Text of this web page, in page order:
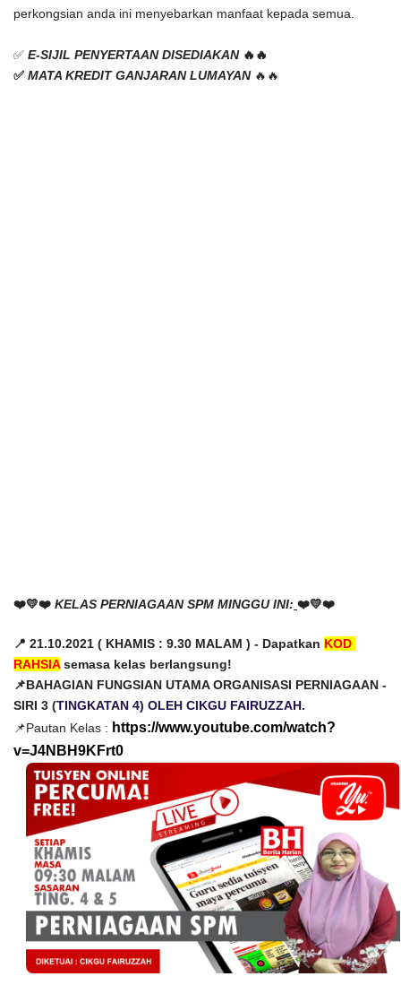
perkongsian anda ini menyebarkan manfaat kepada semua.
✅ E-SIJIL PENYERTAAN DISEDIAKAN 🔥🔥
✅ MATA KREDIT GANJARAN LUMAYAN 🔥🔥
❤️💛❤️ KELAS PERNIAGAAN SPM MINGGU INI: ❤️💛❤️
📍 21.10.2021 ( KHAMIS : 9.30 MALAM ) - Dapatkan KOD
RAHSIA semasa kelas berlangsung!
📌BAHAGIAN FUNGSIAN UTAMA ORGANISASI PERNIAGAAN -
SIRI 3 (TINGKATAN 4) OLEH CIKGU FAIRUZZAH.
📌Pautan Kelas : https://www.youtube.com/watch?
v=J4NBH9KFrt0